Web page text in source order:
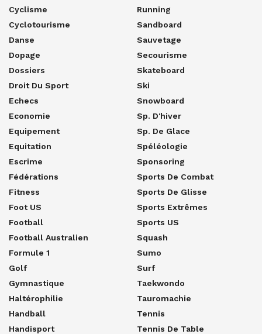
Cyclisme
Cyclotourisme
Danse
Dopage
Dossiers
Droit Du Sport
Echecs
Economie
Equipement
Equitation
Escrime
Fédérations
Fitness
Foot US
Football
Football Australien
Formule 1
Golf
Gymnastique
Haltérophilie
Handball
Handisport
Running
Sandboard
Sauvetage
Secourisme
Skateboard
Ski
Snowboard
Sp. D'hiver
Sp. De Glace
Spéléologie
Sponsoring
Sports De Combat
Sports De Glisse
Sports Extrêmes
Sports US
Squash
Sumo
Surf
Taekwondo
Tauromachie
Tennis
Tennis De Table